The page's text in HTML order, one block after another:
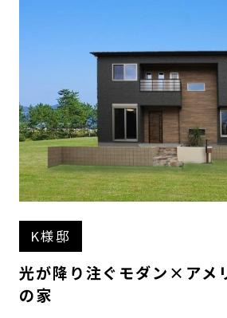
K様邸
光が降り注ぐモダン×アメ
の家